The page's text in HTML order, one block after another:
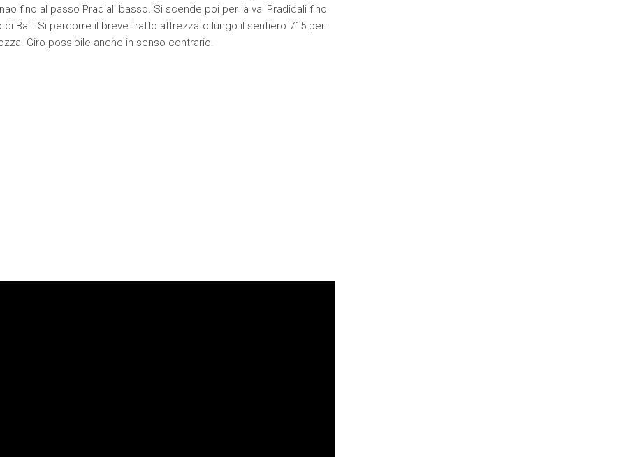
fino al passo Pradiali basso. Si scende poi per la val Pradidali fino
Ball. Si percorre il breve tratto attrezzato lungo il sentiero 715 per
Giro possibile anche in senso contrario.